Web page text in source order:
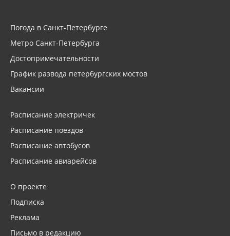
Погода в Санкт-Петербурге
Метро Санкт-Петербурга
Достопримечательности
График развода петербургских мостов
Вакансии
Расписание электричек
Расписание поездов
Расписание автобусов
Расписание авиарейсов
О проекте
Подписка
Реклама
Письмо в редакцию